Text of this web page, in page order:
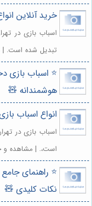
خرید آنلاین
اسباب بازی در
تبدیل شده است. |
⭐️ اسباب بازی
هوشمندانه 🧸
انواع اسباب
اسباب بازی در
است،. | مشاهده و
⭐️ راهنمای
نکات کلیدی 🧸